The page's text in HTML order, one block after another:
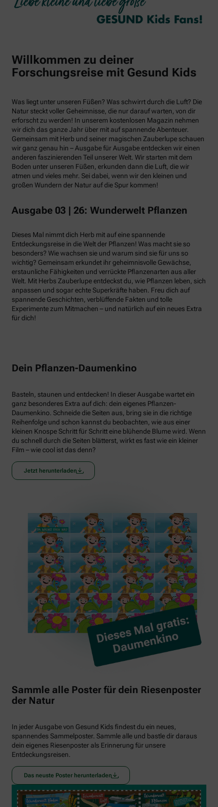
Willkommen zu deiner
Forschungsreise mit Gesund Kids
Was liegt unter unseren Füßen? Was schwirrt durch die Luft? Die
Natur steckt voller Geheimnisse, die nur darauf warten, von dir
erforscht zu werden! In unserem kostenlosen Magazin nehmen
wir dich das ganze Jahr über mit auf spannende Abenteuer.
Gemeinsam mit Herb und seiner magischen Zauberlupe schauen
wir ganz genau hin – Ausgabe für Ausgabe entdecken wir einen
anderen faszinierenden Teil unserer Welt. Wir starten mit dem
Boden unter unseren Füßen, erkunden dann die Luft, die wir
atmen und vieles mehr. Sei dabei, wenn wir den kleinen und
großen Wundern der Natur auf die Spur kommen!
Ausgabe 03 | 26: Wunderwelt Pflanzen
Dieses Mal nimmt dich Herb mit auf eine spannende
Entdeckungsreise in die Welt der Pflanzen! Was macht sie so
besonders? Wie wachsen sie und warum sind sie für uns so
wichtig? Gemeinsam erkundet ihr geheimnisvolle Gewächse,
erstaunliche Fähigkeiten und verrückte Pflanzenarten aus aller
Welt. Mit Herbs Zauberlupe entdeckst du, wie Pflanzen leben, sich
anpassen und sogar echte Superkräfte haben. Freu dich auf
spannende Geschichten, verblüffende Fakten und tolle
Experimente zum Mitmachen – und natürlich auf ein neues Extra
für dich!
Dein Pflanzen-Daumenkino
Basteln, staunen und entdecken! In dieser Ausgabe wartet ein
ganz besonderes Extra auf dich: dein eigenes Pflanzen-
Daumenkino. Schneide die Seiten aus, bring sie in die richtige
Reihenfolge und schon kannst du beobachten, wie aus einer
kleinen Knospe Schritt für Schritt eine blühende Blume wird. Wenn
du schnell durch die Seiten blätterst, wirkt es fast wie ein kleiner
Film – wie cool ist das denn?
Jetzt herunterladen
Sammle alle Poster für dein Riesenposter
der Natur
In jeder Ausgabe von Gesund Kids findest du ein neues,
spannendes Sammelposter. Sammle alle und bastle dir daraus
dein eigenes Riesenposter als Erinnerung für unsere
Entdeckungsreisen.
Das neuste Poster herunterladen